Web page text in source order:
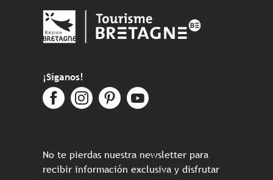
¡Síganos!
No te pierdas nuestra newsletter para
recibir información exclusiva y disfrutar